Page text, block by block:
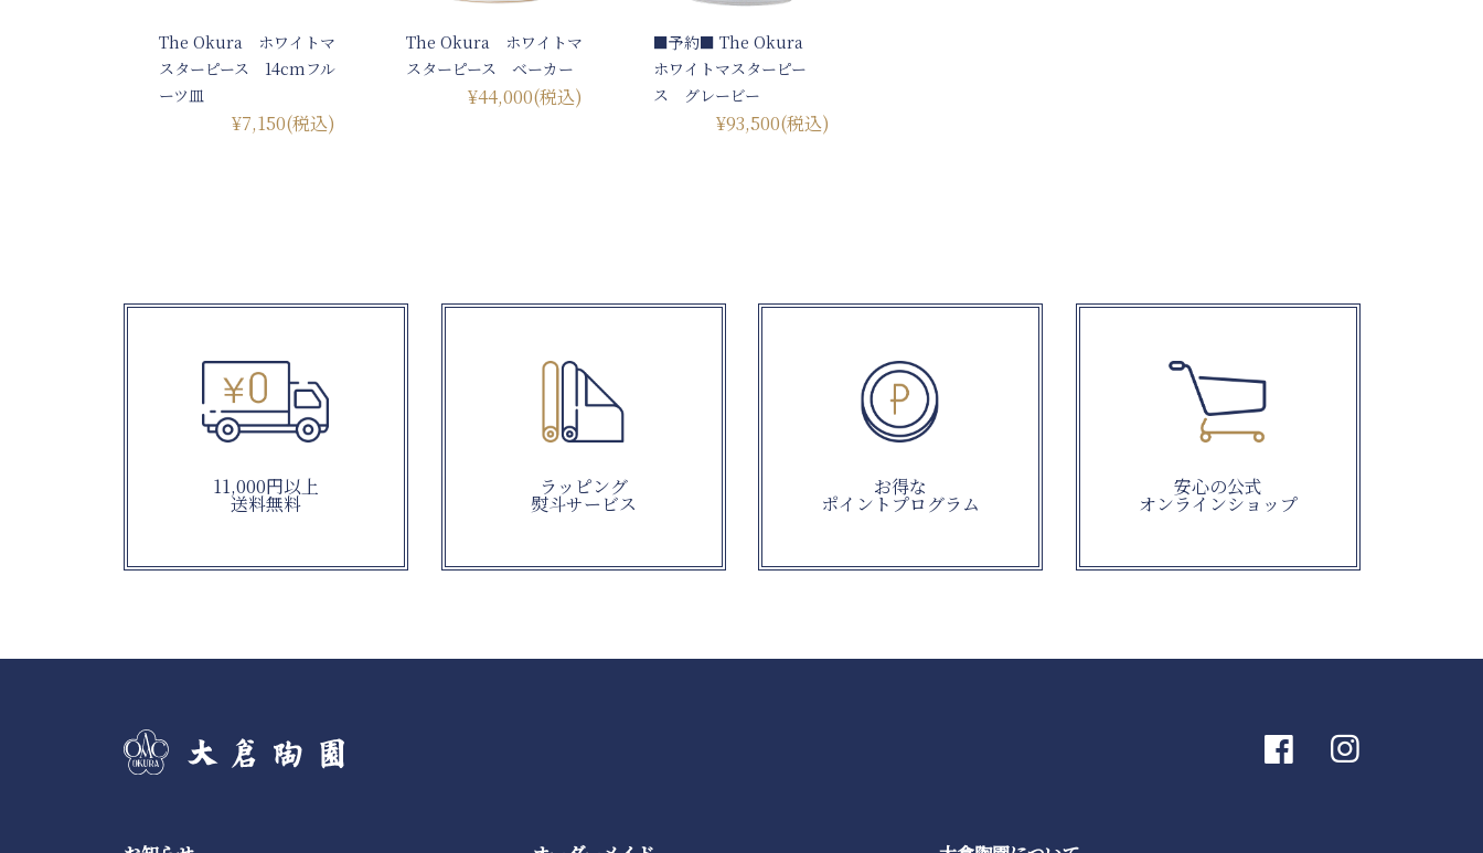
The Okura ホワイトマ
スターピース 14cmフル
ーツ皿
¥7,150(税込)
The Okura ホワイトマ
スターピース ベーカー
¥44,000(税込)
■予約■ The Okura
ホワイトマスターピー
ス グレービー
¥93,500(税込)
11,000円以上
送料無料
ラッピング
熨斗サービス
お得な
ポイントプログラム
安心の公式
オンラインショップ